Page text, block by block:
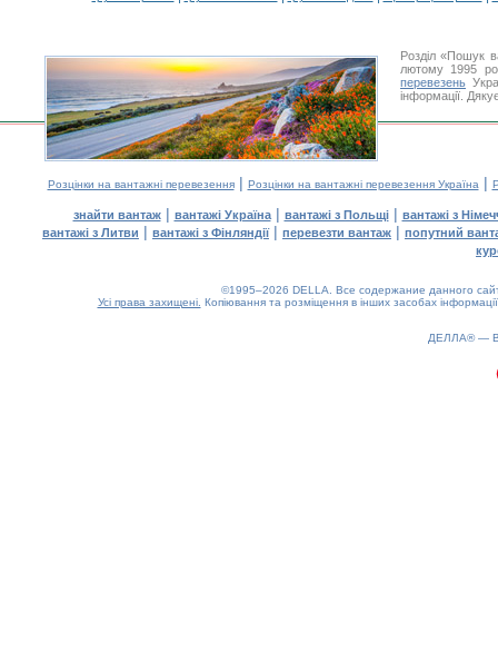
Розділ «Пошук
лютому 1995
перевезень
інформації.
Розцінки на вантажні перевезення| Розцінки на вантажні перевезення Україна |
знайти вантаж| вантажі Україна| вантажі з Польщі| вантажі з
вантажі з Литви | вантажі з Фінляндії| перевезти вантаж | попутний
©1995–2026 DELLA. Все содержание данного
Усі права захищені. Копіювання та розміщення в інших засобах
ДЕЛЛА® —